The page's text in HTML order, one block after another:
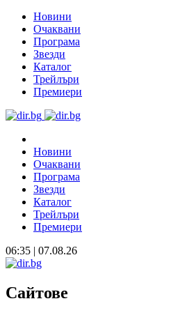
Новини
Очаквани
Програма
Звезди
Каталог
Трейлъри
Премиери
Новини
Очаквани
Програма
Звезди
Каталог
Трейлъри
Премиери
06:35 | 07.08.26
Сайтове